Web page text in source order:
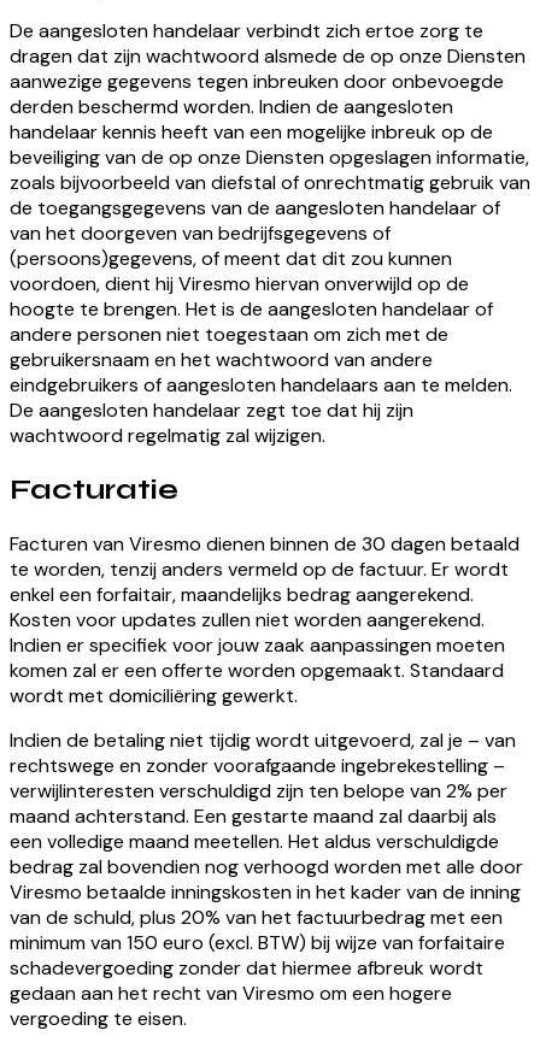
De aangesloten handelaar verbindt zich ertoe zorg te
dragen dat zijn wachtwoord alsmede de op onze Diensten
aanwezige gegevens tegen inbreuken door onbevoegde
derden beschermd worden. Indien de aangesloten
handelaar kennis heeft van een mogelijke inbreuk op de
beveiliging van de op onze Diensten opgeslagen informatie,
zoals bijvoorbeeld van diefstal of onrechtmatig gebruik van
de toegangsgegevens van de aangesloten handelaar of
van het doorgeven van bedrijfsgegevens of
(persoons)gegevens, of meent dat dit zou kunnen
voordoen, dient hij Viresmo hiervan onverwijld op de
hoogte te brengen. Het is de aangesloten handelaar of
andere personen niet toegestaan om zich met de
gebruikersnaam en het wachtwoord van andere
eindgebruikers of aangesloten handelaars aan te melden.
De aangesloten handelaar zegt toe dat hij zijn
wachtwoord regelmatig zal wijzigen.
Facturatie
Facturen van Viresmo dienen binnen de 30 dagen betaald
te worden, tenzij anders vermeld op de factuur. Er wordt
enkel een forfaitair, maandelijks bedrag aangerekend.
Kosten voor updates zullen niet worden aangerekend.
Indien er specifiek voor jouw zaak aanpassingen moeten
komen zal er een offerte worden opgemaakt. Standaard
wordt met domiciliëring gewerkt.
Indien de betaling niet tijdig wordt uitgevoerd, zal je – van
rechtswege en zonder voorafgaande ingebrekestelling –
verwijlinteresten verschuldigd zijn ten belope van 2% per
maand achterstand. Een gestarte maand zal daarbij als
een volledige maand meetellen. Het aldus verschuldigde
bedrag zal bovendien nog verhoogd worden met alle door
Viresmo betaalde inningskosten in het kader van de inning
van de schuld, plus 20% van het factuurbedrag met een
minimum van 150 euro (excl. BTW) bij wijze van forfaitaire
schadevergoeding zonder dat hiermee afbreuk wordt
gedaan aan het recht van Viresmo om een hogere
vergoeding te eisen.